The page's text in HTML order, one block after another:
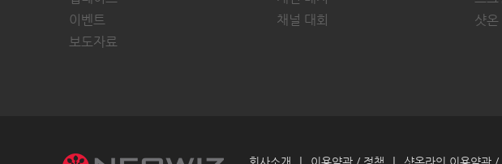
이벤트
보도자료
채널 대회
샷온
| |